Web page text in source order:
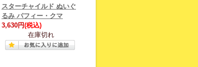
スターチャイルド ぬいぐ
るみ パフィー・クマ
3,630円(税込)
在庫切れ